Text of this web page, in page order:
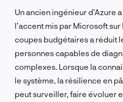
Un ancien ingénieur d’Azure
l’accent mis par Microsoft
coupes budgétaires a réduit
personnes capables de
complexes. Lorsque la
le système, la résilience en
peut surveiller, faire évoluer